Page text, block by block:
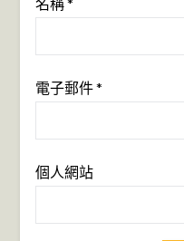
電子郵件*
個人網站